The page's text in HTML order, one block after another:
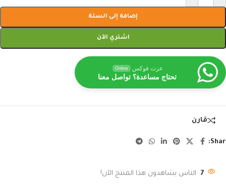
إضافة إلى السلة
اشتري الآن
عزت فوكس Online
تحتاج مساعدة؟ تواصل معنا
قارن
7 الناس يشاهدون هذا المنتج الآن!